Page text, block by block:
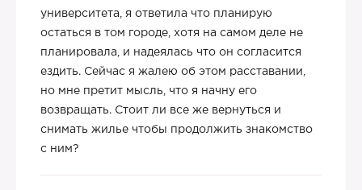
университета, я ответила что планирую
остаться в том городе, хотя на самом деле не
планировала, и надеялась что он согласится
ездить. Сейчас я жалею об этом расставании,
но мне претит мысль, что я начну его
возвращать. Стоит ли все же вернуться и
снимать жилье чтобы продолжить знакомство
с ним?